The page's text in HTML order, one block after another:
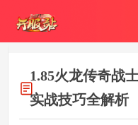
1.85火龙传奇战
实战技巧全解析